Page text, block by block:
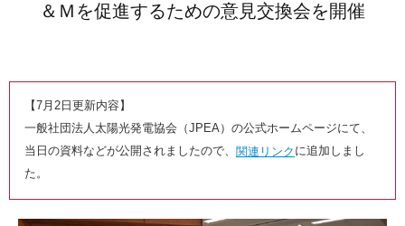
＆Ｍを促進するための意見交換会を開催
【7月2日更新内容】
一般社団法人太陽光発電協会（JPEA）の公式ホームページにて、
当日の資料などが公開されましたので、 関連リンク に追加しまし
た。